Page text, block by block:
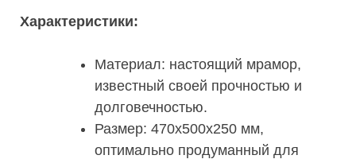
Характеристики:
Материал: настоящий мрамор,
известный своей прочностью и
долговечностью.
Размер: 470х500х250 мм,
оптимально продуманный для